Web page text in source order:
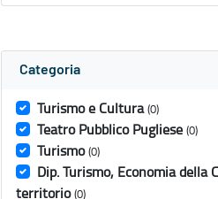
Categoria
Turismo e Cultura (0)
Teatro Pubblico Pugliese (0)
Turismo (0)
Dip. Turismo, Economia della
territorio (0)